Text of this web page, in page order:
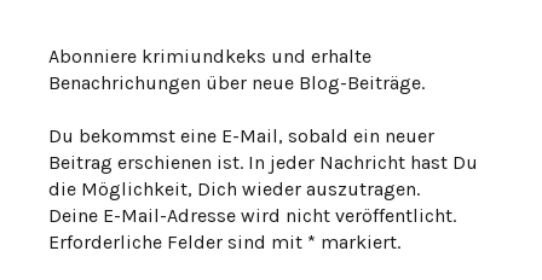
Abonniere krimiundkeks und erhalte
Benachrichungen über neue Blog-Beiträge.
Du bekommst eine E-Mail, sobald ein neuer
Beitrag erschienen ist. In jeder Nachricht hast Du
die Möglichkeit, Dich wieder auszutragen.
Deine E-Mail-Adresse wird nicht veröffentlicht.
Erforderliche Felder sind mit * markiert.